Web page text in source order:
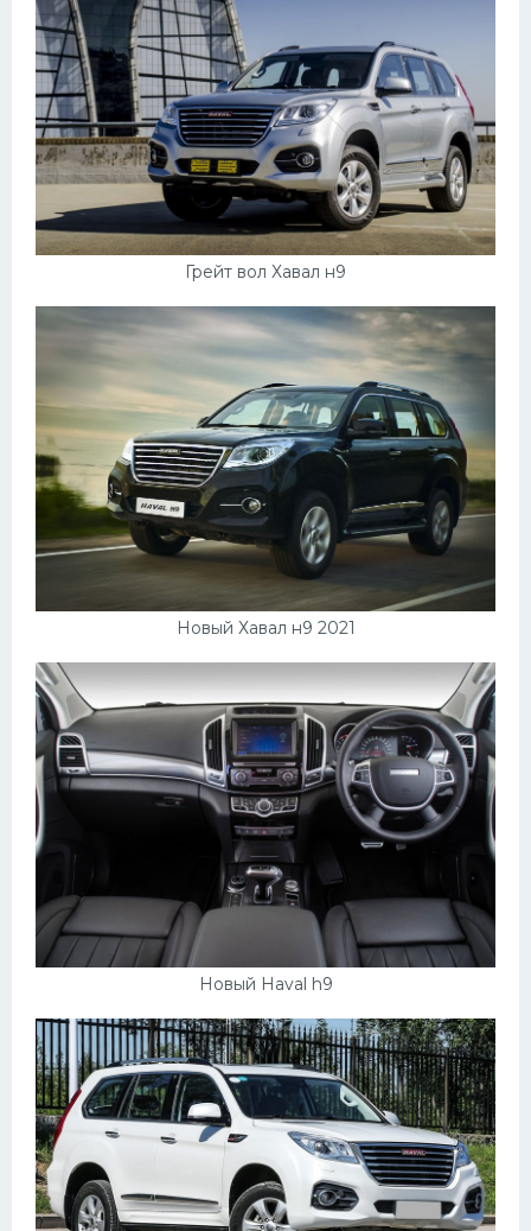
Грейт вол Хавал н9
Новый Хавал н9 2021
Новый Haval h9
Кавасаки
Инфинити
ЛУАЗ
Фиат
Ситроен
Субару
Митсубиси
Киа
Танки
Крайслер
Порше
Корабли
Комплектующие
Тойота
Лодки
Шкода
Вертолеты
Самокаты
Велосипеды
Прогулочные суда
Хендай
Лимузины
Камаз
Автобусы